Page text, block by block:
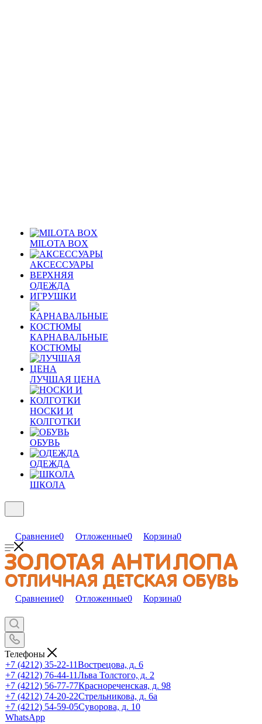
MILOTA BOX
АКСЕССУАРЫ
ВЕРХНЯЯ
ОДЕЖДА
ИГРУШКИ
КАРНАВАЛЬНЫЕ
КОСТЮМЫ
ЛУЧШАЯ ЦЕНА
НОСКИ И
КОЛГОТКИ
ОБУВЬ
ОДЕЖДА
ШКОЛА
Сравнение0 Отложенные0 Корзина0
Сравнение0 Отложенные0 Корзина0
Телефоны
+7 (4212) 35-22-11Вострецова, д. 6
+7 (4212) 76-44-11Льва Толстого, д. 2
+7 (4212) 56-77-77Краснореченская, д. 98
+7 (4212) 74-20-22Стрельникова, д. 6а
+7 (4212) 54-59-05Суворова, д. 10
WhatsApp